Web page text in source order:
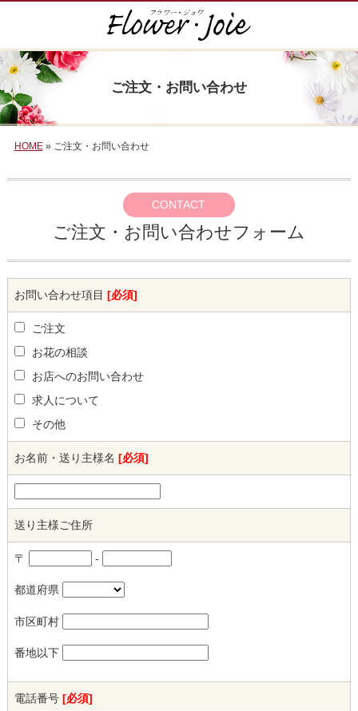
ご注文・お問い合わせ
HOME» ご注文・お問い合わせ
CONTACT
ご注文・お問い合わせフォーム
お問い合わせ項目 [必須]
ご注文
お花の相談
お店へのお問い合わせ
求人について
その他
お名前・送り主様名 [必須]
送り主様ご住所
〒 -
都道府県
市区町村
番地以下
電話番号 [必須]